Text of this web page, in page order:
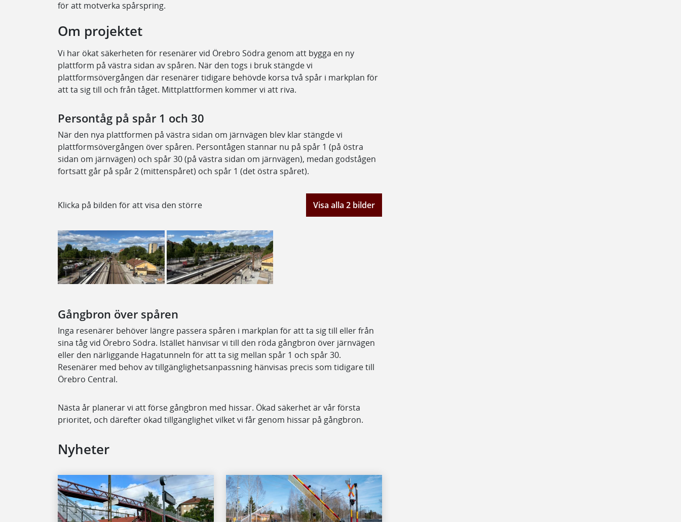
för att motverka spårspring.
Om projektet
Vi har ökat säkerheten för resenärer vid Örebro Södra genom att bygga en ny
plattform på västra sidan av spåren. När den togs i bruk stängde vi
plattformsövergången där resenärer tidigare behövde korsa två spår i markplan för
att ta sig till och från tåget. Mittplattformen kommer vi att riva.
Persontåg på spår 1 och 30
När den nya plattformen på västra sidan om järnvägen blev klar stängde vi
plattformsövergången över spåren. Persontågen stannar nu på spår 1 (på östra
sidan om järnvägen) och spår 30 (på västra sidan om järnvägen), medan godstågen
fortsatt går på spår 2 (mittenspåret) och spår 1 (det östra spåret).
Klicka på bilden för att visa den större Visa alla 2 bilder
Gångbron över spåren
Inga resenärer behöver längre passera spåren i markplan för att ta sig till eller från
sina tåg vid Örebro Södra. Istället hänvisar vi till den röda gångbron över järnvägen
eller den närliggande Hagatunneln för att ta sig mellan spår 1 och spår 30.
Resenärer med behov av tillgänglighetsanpassning hänvisas precis som tidigare till
Örebro Central.
Nästa år planerar vi att förse gångbron med hissar. Ökad säkerhet är vår första
prioritet, och därefter ökad tillgänglighet vilket vi får genom hissar på gångbron.
Nyheter